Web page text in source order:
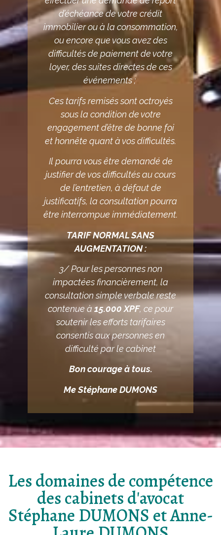
d’échéance de votre crédit
immobilier ou à la consommation,
ou encore que vous avez des
difficultés de paiement de votre
loyer, des suites directes de ces
événements ;
Ces tarifs remisés sont octroyés
sous la condition de votre
engagement d’être de bonne foi
et honnête quant à vos difficultés.
Il pourra vous être demandé de
justifier de vos difficultés au cours
de l’entretien, à défaut de
justificatifs, la consultation pourra
être interrompue immédiatement.
TARIF NORMAL SANS
AUGMENTATION :
3/ Pour les personnes non
impactées financièrement, la
consultation simple verbale reste
contenue à 15.000 XPF, ce pour
soutenir les efforts tarifaires
consentis aux personnes en
difficulté par le cabinet
Bon courage à tous.
Me Stéphane DUMONS
Les domaines de compétence
des cabinets d'avocat
Stéphane DUMONS et Anne-